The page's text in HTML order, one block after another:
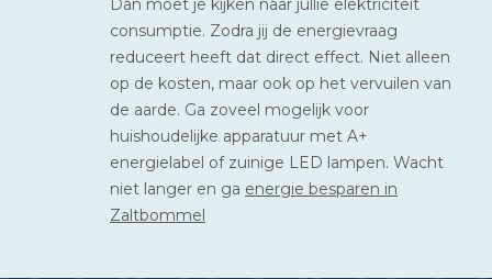
consumptie. Zodra jij de energievraag
reduceert heeft dat direct effect. Niet alleen
op de kosten, maar ook op het vervuilen van
de aarde. Ga zoveel mogelijk voor
huishoudelijke apparatuur met A+
energielabel of zuinige LED lampen. Wacht
niet langer en ga energie besparen in
Zaltbommel